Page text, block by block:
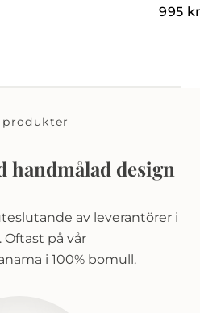
995
produkter
handmålad design
av leverantörer i
Oftast på vår
i 100% bomull.